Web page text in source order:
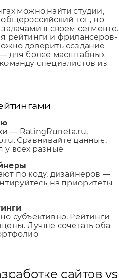
можно найти студии,
топ, но
в своем сегменте.
рейтинги и фрилансеров-
доверить создание
для более масштабных
специалистов из
— RatingRuneta.ru,
Сравнивайте данные:
у всех разные
по коду, дизайнеров —
на приоритеты
субъективно. Рейтинги
Лучше сочетать оба
сайтов vs